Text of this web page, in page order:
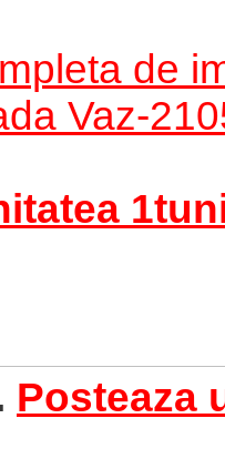
de
Vaz-
Posteaza